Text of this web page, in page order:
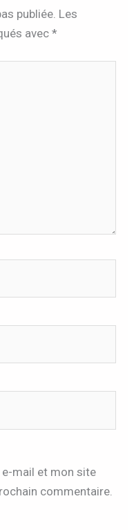
publiée. Les
avec*
mail et mon site
commentaire.